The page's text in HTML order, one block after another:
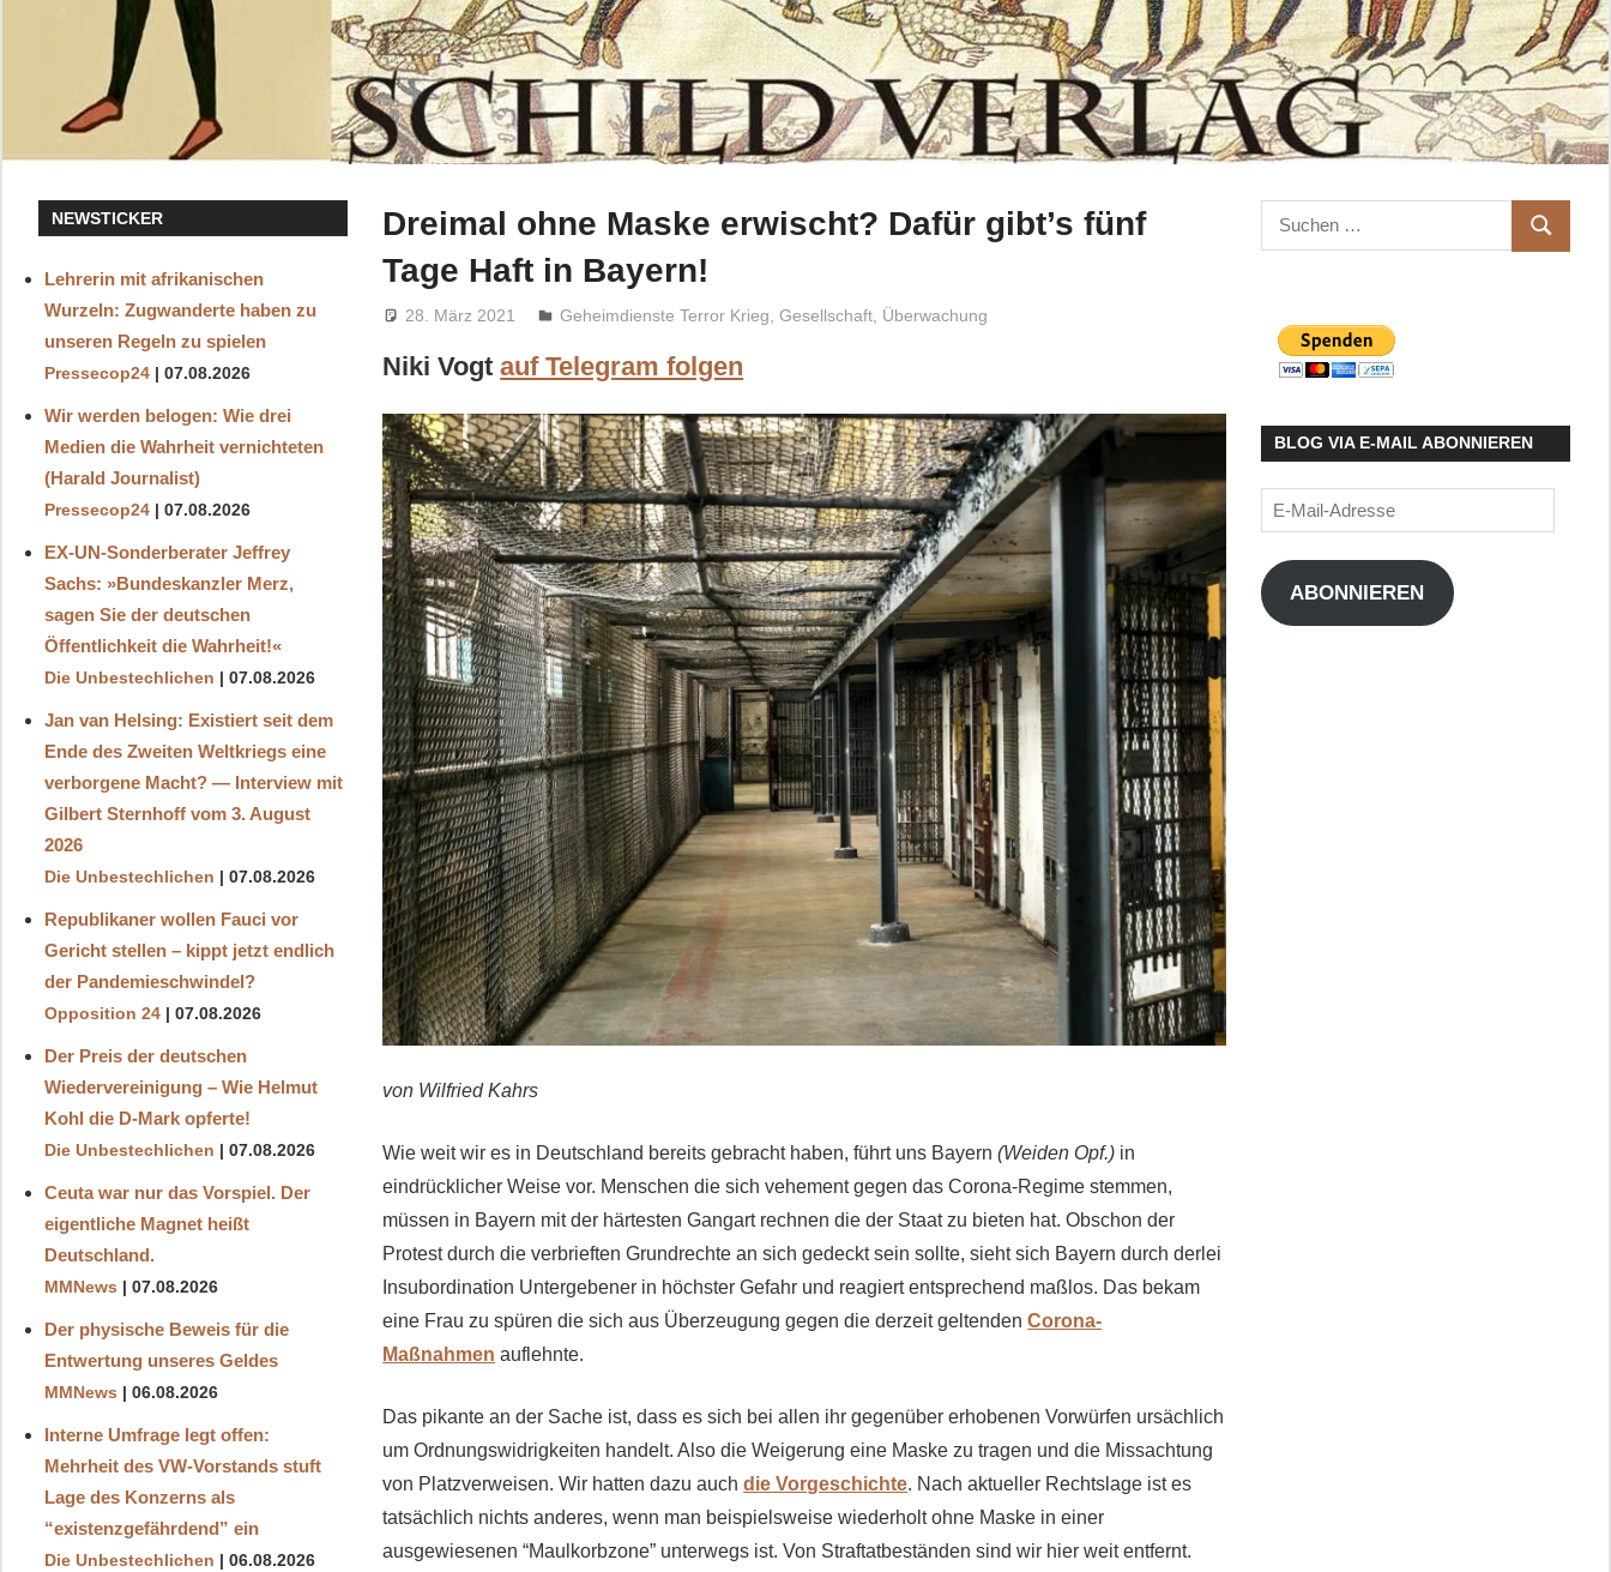
Dreimal ohne Maske erwischt? Dafür gibt’s fünf
Tage Haft in Bayern!
28. März 2021 Niki Vogt
Geheimdienste Terror Krieg Gesellschaft, Überwachung
Niki Vogtauf Telegram folgen
von Wilfried Kahrs
Wie weit wir es in Deutschland bereits gebracht haben, führt uns Bayern(Weiden Opf.) in
eindrücklicher Weise vor. Menschen die sich vehement gegen das Corona-Regime stemmen,
müssen in Bayern mit der härtesten Gangart rechnen die der Staat zu bieten hat. Obschon der
Protest durch die verbrieften Grundrechte an sich gedeckt sein sollte, sieht sich Bayern durch derlei
Insubordination Untergebener in höchster Gefahr und reagiert entsprechend maßlos. Das bekam
eine Frau zu spüren die sich aus Überzeugung gegen die derzeit geltendenCorona-
Maßnahmen auflehnte.
Das pikante an der Sache ist, dass es sich bei allen ihr gegenüber erhobenen Vorwürfen ursächlich
um Ordnungswidrigkeiten handelt. Also die Weigerung eine Maske zu tragen und die Missachtung
von Platzverweisen. Wir hatten dazu auchdie Vorgeschichte. Nach aktueller Rechtslage ist es
tatsächlich nichts anderes, wenn man beispielsweise wiederholt ohne Maske in einer
ausgewiesenen “Maulkorbzone” unterwegs ist. Von Straftatbeständen sind wir hier weit entfernt.
NEWSTICKER
Lehrerin mit afrikanischen
Wurzeln: Zugwanderte haben zu
unseren Regeln zu spielen
Pressecop24 07.08.2026
Wir werden belogen: Wie drei
Medien die Wahrheit vernichteten
(Harald Journalist)
Pressecop24 07.08.2026
EX-UN-Sonderberater Jeffrey
Sachs: »Bundeskanzler Merz,
sagen Sie der deutschen
Öffentlichkeit die Wahrheit!«
Die Unbestechlichen 07.08.2026
Jan van Helsing: Existiert seit dem
Ende des Zweiten Weltkriegs eine
verborgene Macht? — Interview mit
Gilbert Sternhoff vom 3. August
2026
Die Unbestechlichen 07.08.2026
Republikaner wollen Fauci vor
Gericht stellen – kippt jetzt endlich
der Pandemieschwindel?
Opposition 24 07.08.2026
Der Preis der deutschen
Wiedervereinigung – Wie Helmut
Kohl die D‑Mark opferte!
Die Unbestechlichen 07.08.2026
Ceuta war nur das Vorspiel. Der
eigentliche Magnet heißt
Deutschland.
MMNews 07.08.2026
Der physische Beweis für die
Entwertung unseres Geldes
MMNews 06.08.2026
Interne Umfrage legt offen:
Mehrheit des VW-Vorstands stuft
Lage des Konzerns als
“existenzgefährdend” ein
Die Unbestechlichen 06.08.2026
Suchen
nach:
SUCHEN
BLOG VIA E-MAIL ABONNIEREN
E-
Mail-
Adresse
ABONNIEREN